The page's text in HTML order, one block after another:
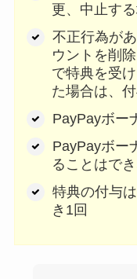
更、中止す
不正行為が
ウントを削
で特典を受
た場合は、
PayPayボー
PayPayボー
ることはで
特典の付与
き1回